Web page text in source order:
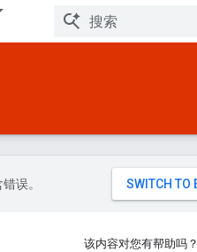
误。
该内容对您有帮助吗？